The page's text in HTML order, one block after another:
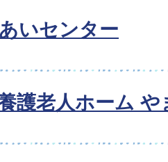
いセンター
護老人ホーム や